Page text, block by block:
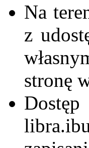
Na
z
stronę